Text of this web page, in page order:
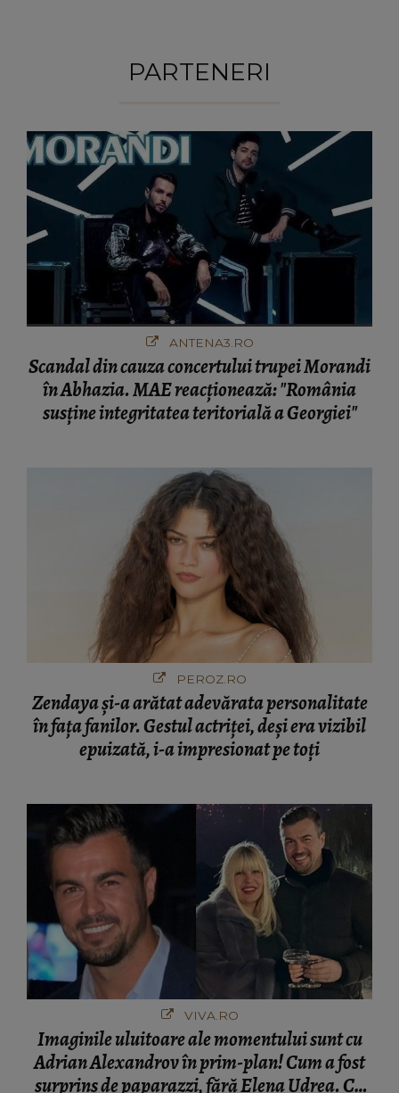
PARTENERI
ANTENA3.RO
Scandal din cauza concertului trupei Morandi
în Abhazia. MAE reacționează: "România
susține integritatea teritorială a Georgiei"
PEROZ.RO
Zendaya și-a arătat adevărata personalitate
în fața fanilor. Gestul actriței, deși era vizibil
epuizată, i-a impresionat pe toți
VIVA.RO
Imaginile uluitoare ale momentului sunt cu
Adrian Alexandrov în prim-plan! Cum a fost
surprins de paparazzi, fără Elena Udrea. Cu